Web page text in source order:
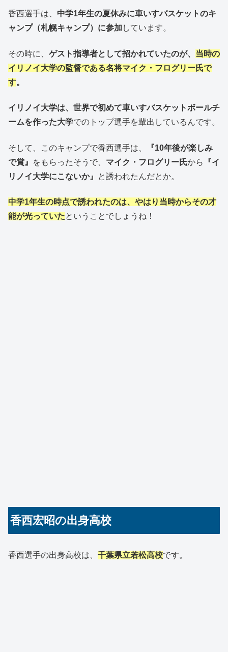
香西選手は、 中学1年生の夏休みに車いすバスケットのキ
ャンプ（札幌キャンプ）に参加 しています。
その時に、 ゲスト指導者として招かれていたのが、 当時の
イリノイ大学の監督である名将マイク・フログリー氏で
す。
イリノイ大学は、世界で初めて車いすバスケットボールチ
ームを作った大学でのトップ選手を輩出しているんです。
そして、このキャンプで香西選手は、
『10年後が楽しみ
で賞』
をもらったそうで、 マイク・フログリー氏から
『イ
リノイ大学にこないか』
と誘われたんだとか。
中学1年生の時点で誘われたのは、やはり当時からその才
能が光っていたということでしょうね！
香西宏昭の出身高校
香西選手の出身高校は、 千葉県立若松高校です。